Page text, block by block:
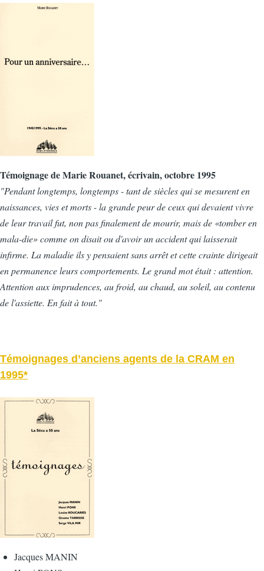
Témoignage de Marie Rouanet, écrivain, octobre 1995
"Pendant longtemps, longtemps - tant de siècles qui se mesurent en
naissances, vies et morts - la grande peur de ceux qui devaient vivre
de leur travail fut, non pas finalement de mourir, mais de «tomber en
mala-die» comme on disait ou d'avoir un accident qui laisserait
infirme. La maladie ils y pensaient sans arrêt et cette crainte dirigeait
en permanence leurs comportements. Le grand mot était : attention.
Attention aux imprudences, au froid, au chaud, au soleil, au contenu
de l'assiette. En fait à tout."
Témoignages d’anciens agents de la CRAM en
1995*
Jacques MANIN